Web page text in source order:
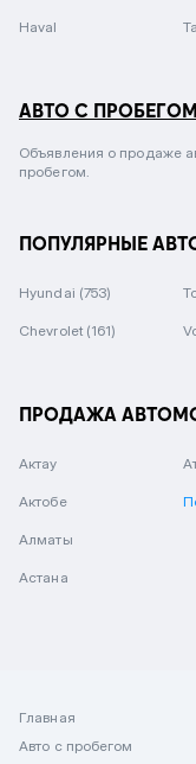
Haval
АВТО С ПРОБЕГОМ
Объявления о продаже
пробегом.
ПОПУЛЯРНЫЕ
Hyundai (753)
Chevrolet (161)
ПРОДАЖА
Актау
Актобе
Алматы
Астана
Главная
Авто с пробегом